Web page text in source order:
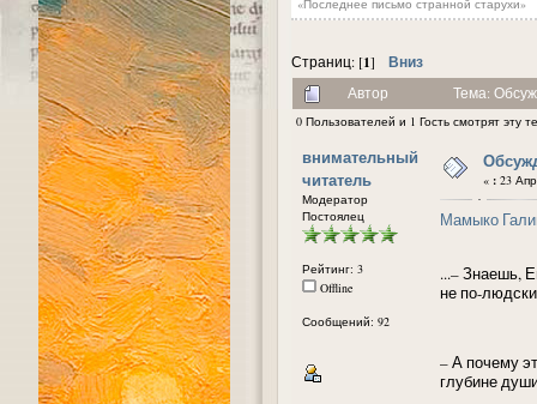
«Последнее письмо странной старухи»
Страниц: [1] Вниз
Автор Тема:
0 Пользователей и 1 Гость смотрят эту
внимательный
читатель
Модератор
Постоялец
Рейтинг: 3
Offline
Сообщений: 92
« : 23
Мамыко
...– Знаешь,
не по-
– А почему
глубине